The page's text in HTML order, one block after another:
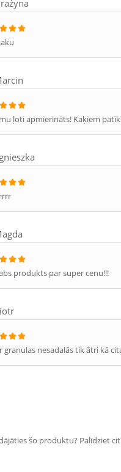
ļoti apmierināts! Kaķiem
produkts par super cenu!!!
granulas nesadalās tik ātri kā
šo produktu? Palīdziet